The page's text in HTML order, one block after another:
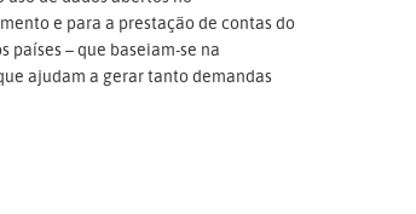
e para a prestação de contas do
– que baseiam-se na
ajudam a gerar tanto demandas